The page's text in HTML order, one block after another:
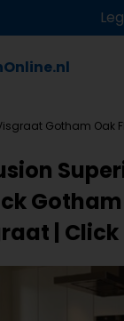
Gotham Oak
Gotham
| Click